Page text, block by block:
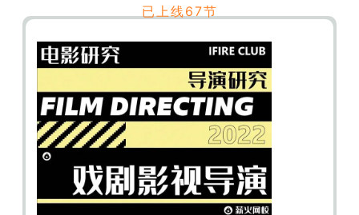
【编导通识】赛博朋克：从电影视效到意识形
态|赛博朋克概述【编导通识】赛博朋克：从电
影视效到意识形态|含义及诞生背景【编导通
识】赛博朋克：从电影视效到意识形态|文学及
影像作品
意识形态|《银翼杀手》【编导通识】赛博朋
克：从电影视效到意识形态|《银翼杀手2049》
已上线67节